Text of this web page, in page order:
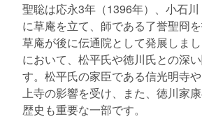
聖聡は応永3年（1396年）、小石川
に草庵を立て、師である了誉聖冏
草庵が後に伝通院として発展しま
において、松平氏や徳川氏との深
す。松平氏の家臣である信光明寺
上寺の影響を受け、また、徳川家
歴史も重要な一部です。